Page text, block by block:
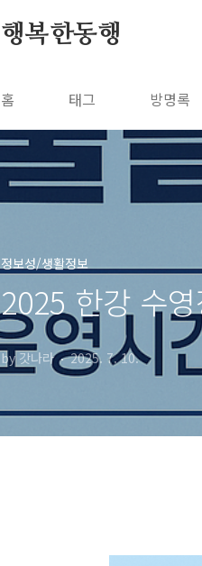
행복한동행
홈 태그 방명록
정보성/생활정보
2025 한강 수
by 갓나라 2025. 7. 10.